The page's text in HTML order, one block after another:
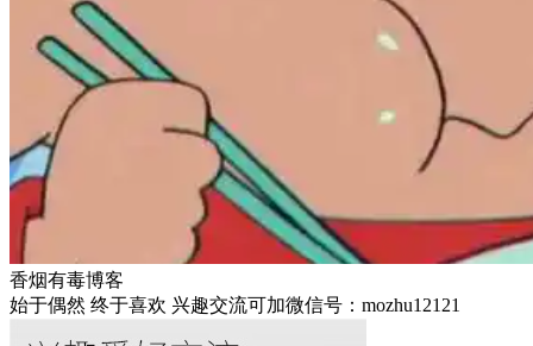
香烟有毒博客
始于偶然 终于喜欢 兴趣交流可加微信号：mozhu12121